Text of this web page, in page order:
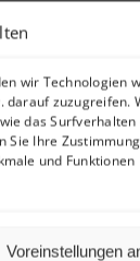
wir Technologien
zuzugreifen.
das
Sie Ihre
und Funktionen
Voreinstellungen
morgens
Intensive –
damit Sie